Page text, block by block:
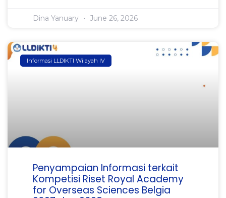
Dina Yanuary June 26, 2026
Informasi LLDIKTI Wilayah IV
Penyampaian Informasi terkait
Kompetisi Riset Royal Academy
for Overseas Sciences Belgia